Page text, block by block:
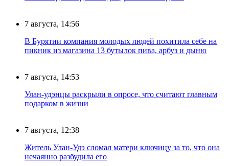
7 августа, 14:56
В Бурятии компания молодых людей похитила себе на
пикник из магазина 13 бутылок пива, арбуз и дыню
7 августа, 14:53
Улан-удэнцы раскрыли в опросе, что считают главным
подарком в жизни
7 августа, 12:38
Житель Улан-Удэ сломал матери ключицу за то, что она
нечаянно разбудила его